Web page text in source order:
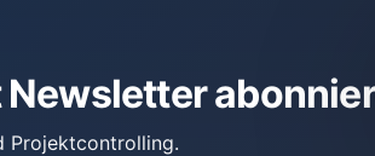
Projektcontrolling.